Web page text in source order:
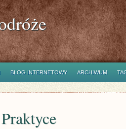
BLOG INTERNETOWY ARCHIWUM